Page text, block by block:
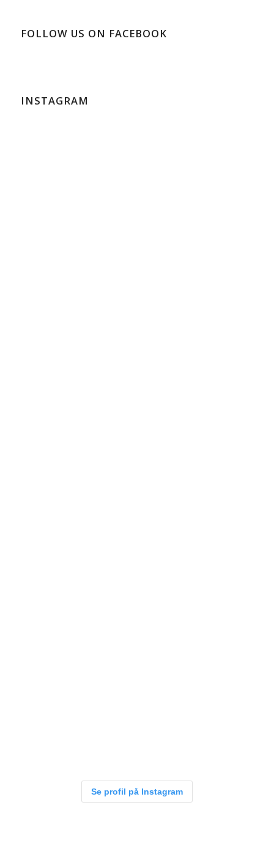
FOLLOW US ON FACEBOOK
INSTAGRAM
Se profil på Instagram